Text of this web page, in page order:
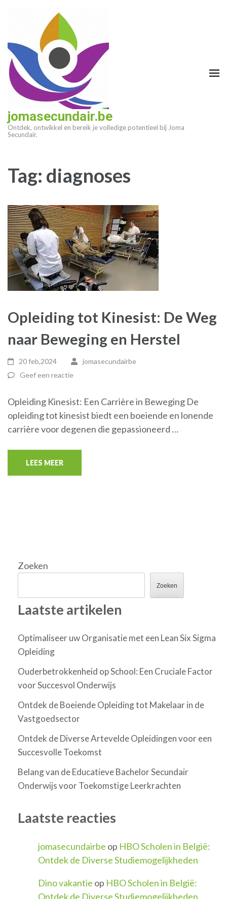
(druk
enter)
jomasecundair.be
Ontdek, ontwikkel en bereik je volledige potentieel bij Joma
Secundair.
Tag: diagnoses
Opleiding tot Kinesist: De Weg
naar Beweging en Herstel
20 feb,2024
jomasecundairbe
Geef een reactie
Opleiding Kinesist: Een Carrière in Beweging De
opleiding tot kinesist biedt een boeiende en lonende
carrière voor degenen die gepassioneerd …
LEES MEER
Zoeken
Zoeken
Laatste artikelen
Optimaliseer uw Organisatie met een Lean Six Sigma
Opleiding
Ouderbetrokkenheid op School: Een Cruciale Factor
voor Succesvol Onderwijs
Ontdek de Boeiende Opleiding tot Makelaar in de
Vastgoedsector
Ontdek de Diverse Artevelde Opleidingen voor een
Succesvolle Toekomst
Belang van de Educatieve Bachelor Secundair
Onderwijs voor Toekomstige Leerkrachten
Laatste reacties
jomasecundairbe op HBO Scholen in België:
Ontdek de Diverse Studiemogelijkheden
Dino vakantie op HBO Scholen in België:
Ontdek de Diverse Studiemogelijkheden